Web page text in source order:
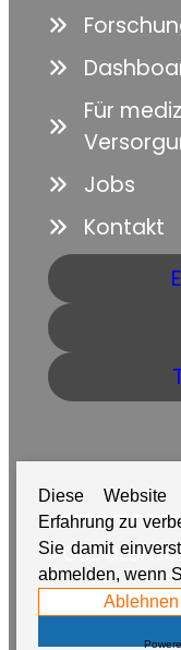
Für
Jobs
Kontakt
AGB
Made with
Diese
Erfahrung zu
Sie damit
abmelden, wenn
Ablehnen